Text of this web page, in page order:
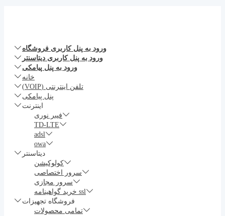
ورود به پنل کاربری فروشگاه
ورود به پنل کاربری دیتاسنتر
ورود به پنل پیامکی
خانه
تلفن اینترنتی (VOIP)
پنل پیامکی
اینترنت
فیبر نوری
TD-LTE
adsl
owa
دیتاسنتر
کولوکیشن
سرور اختصاصی
سرور مجازی
خرید گواهینامه ssl
فروشگاه تجهیزات
تمامی محصولات